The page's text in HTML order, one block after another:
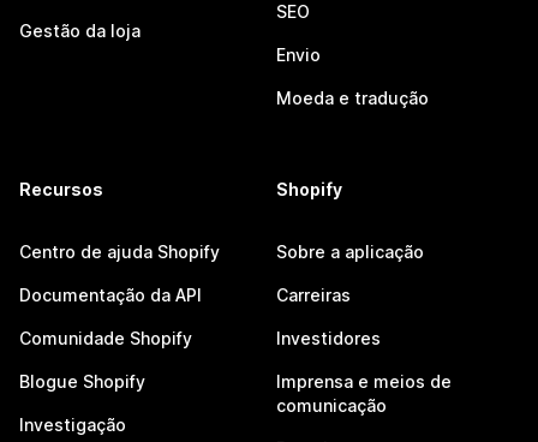
Gestão da loja
SEO
Envio
Moeda e tradução
Recursos
Centro de ajuda Shopify
Documentação da API
Comunidade Shopify
Blogue Shopify
Investigação
Shopify
Sobre a aplicação
Carreiras
Investidores
Imprensa e meios de
comunicação